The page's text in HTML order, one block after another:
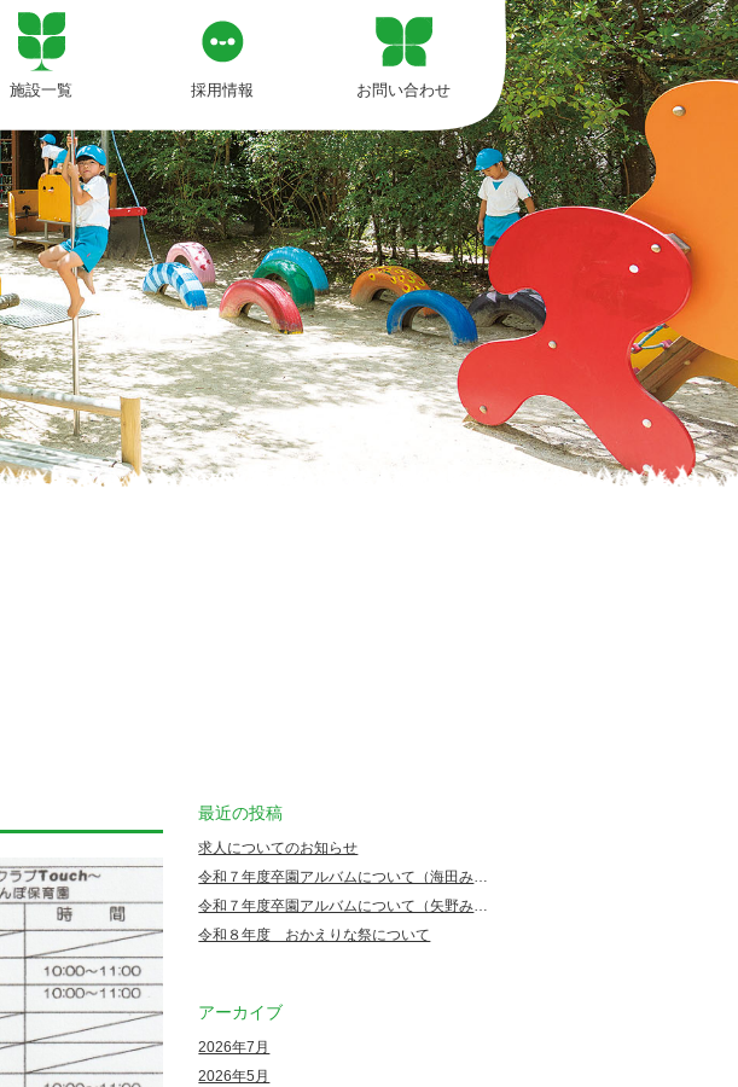
施設一覧 採用情報 お問い合わせ
最近の投稿
求人についてのお知らせ
令和７年度卒園アルバムについて（海田みどり幼稚園）
令和７年度卒園アルバムについて（矢野みどり幼稚園）
令和８年度 おかえりな祭について
アーカイブ
2026年7月
2026年5月